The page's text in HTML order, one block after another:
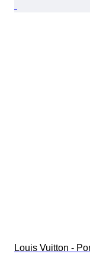
Louis Vuitton -